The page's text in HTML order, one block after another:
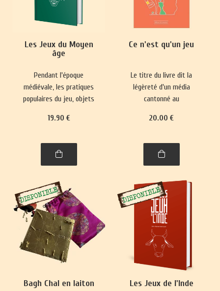
Les Jeux du Moyen
âge
Pendant l'époque
médiévale, les pratiques
populaires du jeu, objets
fréquemment à des
Parallèlement, des jeux
plus complexes ont
classes sociales
aristocratiques.
19.90 €
Ce n'est qu'un jeu
Le titre du livre dit la
légèreté d'un média
cantonné au
mineure dans le paysage
réactualise nos
représentations du monde
sociales depuis 5000 ans.
20.00 €
Bagh Chal en laiton Les Jeux de l'Inde